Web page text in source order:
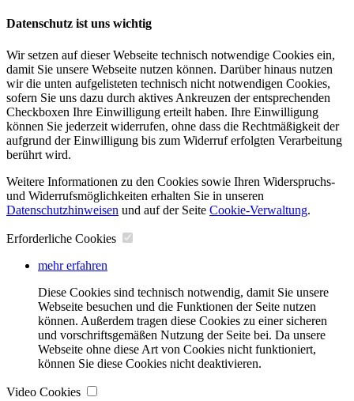
Datenschutz ist uns wichtig
Wir setzen auf dieser Webseite technisch notwendige Cookies ein,
damit Sie unsere Webseite nutzen können. Darüber hinaus nutzen
wir die unten aufgelisteten technisch nicht notwendigen Cookies,
sofern Sie uns dazu durch aktives Ankreuzen der entsprechenden
Checkboxen Ihre Einwilligung erteilt haben. Ihre Einwilligung
können Sie jederzeit widerrufen, ohne dass die Rechtmäßigkeit der
aufgrund der Einwilligung bis zum Widerruf erfolgten Verarbeitung
berührt wird.
Weitere Informationen zu den Cookies sowie Ihren Widerspruchs-
und Widerrufsmöglichkeiten erhalten Sie in unseren
Datenschutzhinweisen und auf der Seite Cookie-Verwaltung​.
Erforderliche Cookies
mehr erfahren
Diese Cookies sind technisch notwendig, damit Sie unsere
Webseite besuchen und die Funktionen der Seite nutzen
können. Außerdem tragen diese Cookies zu einer sicheren
und vorschriftsgemäßen Nutzung der Seite bei. Da unsere
Webseite ohne diese Art von Cookies nicht funktioniert,
können Sie diese Cookies nicht deaktivieren.
Video Cookies